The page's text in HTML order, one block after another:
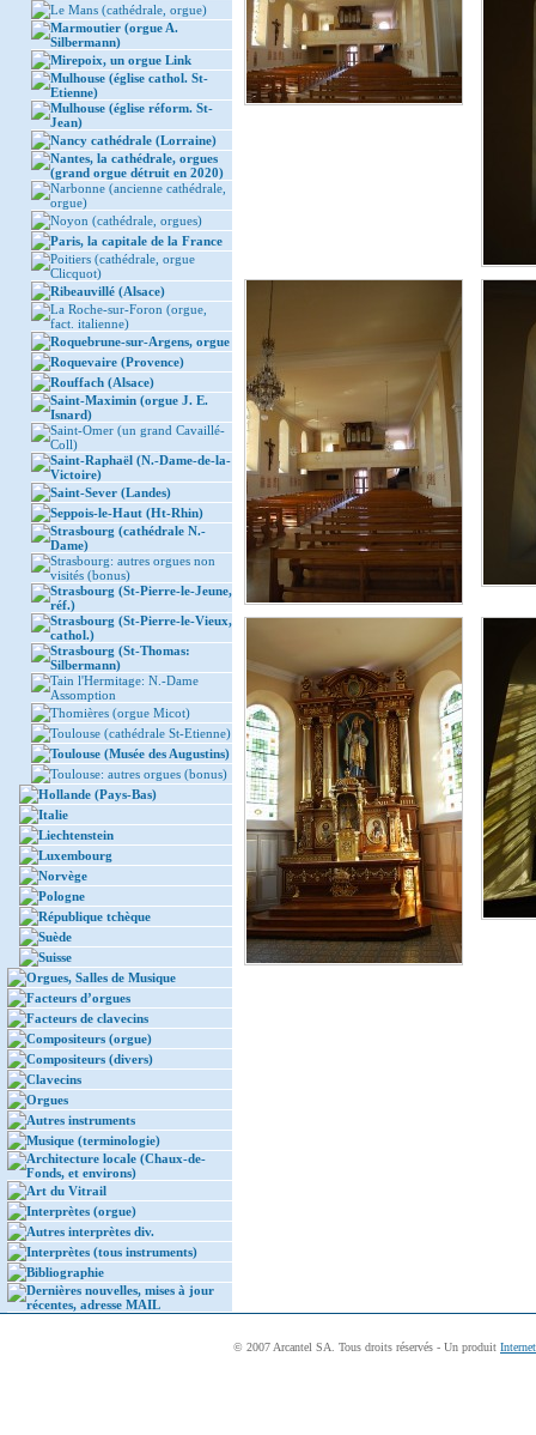
Le Mans (cathédrale, orgue)
Marmoutier (orgue A.
Silbermann)
Mirepoix, un orgue Link
Mulhouse (église cathol. St-
Etienne)
Mulhouse (église réform. St-
Jean)
Nancy cathédrale (Lorraine)
Nantes, la cathédrale, orgues
(grand orgue détruit en 2020)
Narbonne (ancienne cathédrale,
orgue)
Noyon (cathédrale, orgues)
Paris, la capitale de la France
Poitiers (cathédrale, orgue
Clicquot)
Ribeauvillé (Alsace)
La Roche-sur-Foron (orgue,
fact. italienne)
Roquebrune-sur-Argens, orgue
Roquevaire (Provence)
Rouffach (Alsace)
Saint-Maximin (orgue J. E.
Isnard)
Saint-Omer (un grand Cavaillé-
Coll)
Saint-Raphaël (N.-Dame-de-la-
Victoire)
Saint-Sever (Landes)
Seppois-le-Haut (Ht-Rhin)
Strasbourg (cathédrale N.-
Dame)
Strasbourg: autres orgues non
visités (bonus)
Strasbourg (St-Pierre-le-Jeune,
réf.)
Strasbourg (St-Pierre-le-Vieux,
cathol.)
Strasbourg (St-Thomas:
Silbermann)
Tain l'Hermitage: N.-Dame
Assomption
Thomières (orgue Micot)
Toulouse (cathédrale St-Etienne)
Toulouse (Musée des Augustins)
Toulouse: autres orgues (bonus)
Hollande (Pays-Bas)
Italie
Liechtenstein
Luxembourg
Norvège
Pologne
République tchèque
Suède
Suisse
Orgues, Salles de Musique
Facteurs d’orgues
Facteurs de clavecins
Compositeurs (orgue)
Compositeurs (divers)
Clavecins
Orgues
Autres instruments
Musique (terminologie)
Architecture locale (Chaux-de-
Fonds, et environs)
Art du Vitrail
Interprètes (orgue)
Autres interprètes div.
Interprètes (tous instruments)
Bibliographie
Dernières nouvelles, mises à jour
récentes, adresse MAIL
© 2007 Arcantel SA. Tous droits réservés - Un produit